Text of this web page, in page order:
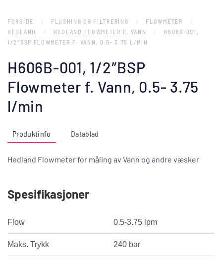
FORSIDE FLUSHING OG FILTRERING
FLOWMETER
HEDLAND
HEDLAND FLOWMETER F. VANN
H606B-001,
1/2″BSP FLOWMETER F. VANN, 0.5- 3.75 L/MIN
H606B-001, 1/2″BSP
Flowmeter f. Vann, 0.5- 3.75
l/min
Produktinfo Datablad
Hedland Flowmeter for måling av Vann og andre væsker
Spesifikasjoner
Flow 0.5-3.75 lpm
Maks. Trykk 240 bar